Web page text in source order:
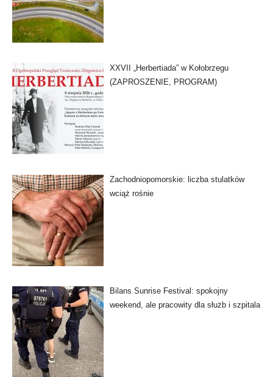
XXVII „Herbertiada” w Kołobrzegu
(ZAPROSZENIE, PROGRAM)
Zachodniopomorskie: liczba stulatków
wciąż rośnie
Bilans Sunrise Festival: spokojny
weekend, ale pracowity dla służb i szpitala